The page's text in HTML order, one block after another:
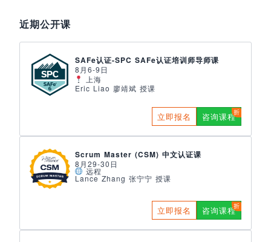
近期公开课
SAFe认证-SPC SAFe认证培训师导师课
8月6-9日
上海
Eric Liao 廖靖斌 授课
立即报名 咨询课程
Scrum Master (CSM) 中文认证课
8月29-30日
远程
Lance Zhang 张宁宁 授课
立即报名 咨询课程